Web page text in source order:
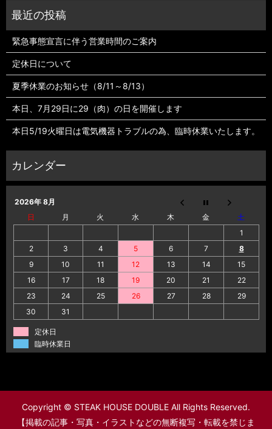
緊急事態宣言に伴う営業時間のご案内
定休日について
夏季休業のお知らせ（8/11～8/13）
本日、7月29日に29（肉）の日を開催します
本日5/19火曜日は電気機器トラブルの為、臨時休業いたします。
2026年 8月
日
月 火 水 木 金
土
1
2
3 4 5 6 7
8
9
10 11 12 13 14
15
16
17 18 19 20 21
22
23
24 25 26 27 28
29
30
31
定休日
臨時休業日
Copyright © STEAK HOUSE DOUBLE All Rights Reserved.
【掲載の記事・写真・イラストなどの無断複写・転載を禁じま